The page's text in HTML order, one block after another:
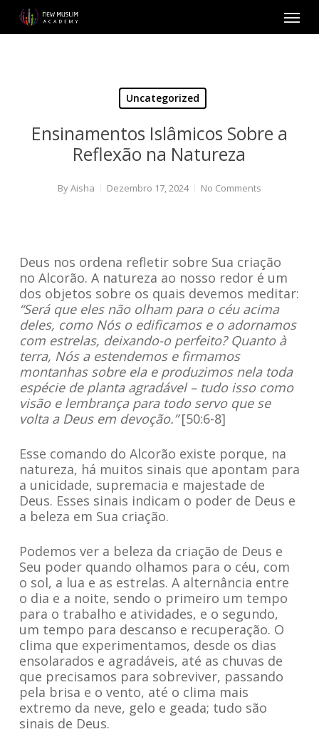
Skip
main
Menu
Uncategorized
Ensinamentos Islâmicos Sobre a
Reflexão na Natureza
ByAisha Dezembro 17, 2024 No Comments
Deus nos ordena refletir sobre Sua criação
no Alcorão. A natureza ao nosso redor é um
dos objetos sobre os quais devemos meditar:
“Será que eles não olham para o céu acima
deles, como Nós o edificamos e o adornamos
com estrelas, deixando-o perfeito? Quanto à
terra, Nós a estendemos e firmamos
montanhas sobre ela e produzimos nela toda
espécie de planta agradável – tudo isso como
visão e lembrança para todo servo que se
volta a Deus em devoção.”[50:6-8]
Esse comando do Alcorão existe porque, na
natureza, há muitos sinais que apontam para
a unicidade, supremacia e majestade de
Deus. Esses sinais indicam o poder de Deus e
a beleza em Sua criação.
Podemos ver a beleza da criação de Deus e
Seu poder quando olhamos para o céu, com
o sol, a lua e as estrelas. A alternância entre
o dia e a noite, sendo o primeiro um tempo
para o trabalho e atividades, e o segundo,
um tempo para descanso e recuperação. O
clima que experimentamos, desde os dias
ensolarados e agradáveis, até as chuvas de
que precisamos para sobreviver, passando
pela brisa e o vento, até o clima mais
extremo da neve, gelo e geada; tudo são
sinais de Deus.